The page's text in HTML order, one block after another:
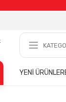
YENİ ÜRÜNLER